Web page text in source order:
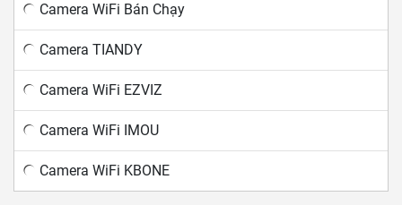
Camera WiFi Bán Chạy
Camera TIANDY
Camera WiFi EZVIZ
Camera WiFi IMOU
Camera WiFi KBONE